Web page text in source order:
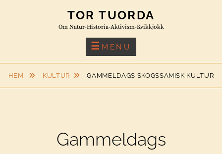
TOR TUORDA
Om Natur-Historia-Aktivism-Kvikkjokk
MENU
HEM KULTUR GAMMELDAGS SKOGSSAMISK KULTUR
Gammeldags